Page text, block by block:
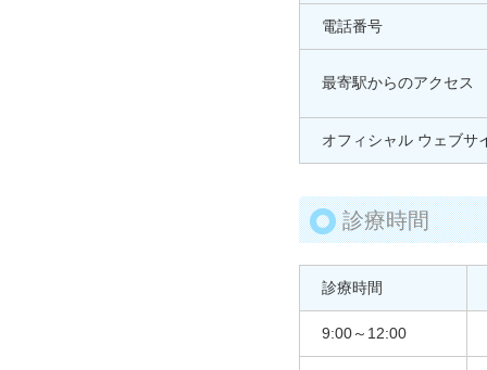
電話番号
最寄駅からのアクセス
オフィシャル ウェブサ
診療時間
診療時間
9:00～12:00